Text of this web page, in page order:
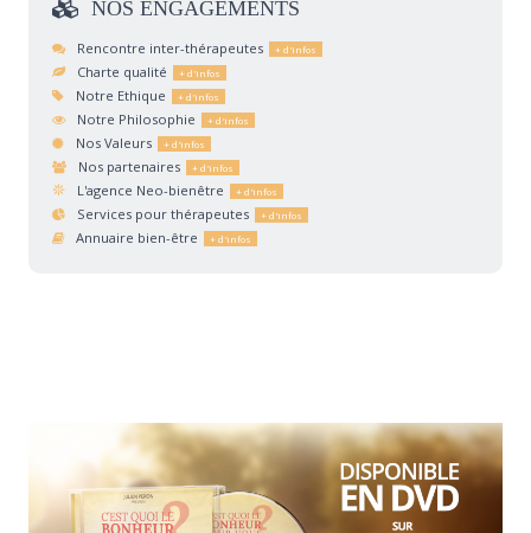
NOS ENGAGEMENTS
Rencontre inter-thérapeutes
Charte qualité
Notre Ethique
Notre Philosophie
Nos Valeurs
Nos partenaires
L'agence Neo-bienêtre
Services pour thérapeutes
Annuaire bien-être